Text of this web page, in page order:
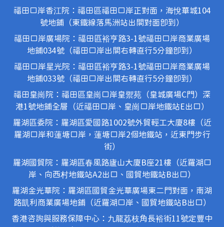
福田口岸香江院：福田區福田口岸正對面，海悅華城104
號地鋪（東鐵線落馬洲站出關對面即到）
福田口岸廣場院：福田區裕亨路3-1號福田口岸商業廣場
地鋪034號（福田口岸出關右轉直行5分鐘即到）
福田口岸星光院：福田區裕亨路3-1號福田口岸商業廣場
地鋪033號（福田口岸出關右轉直行5分鐘即到）
福田皇崗院：福田區皇崗口岸皇禦苑（皇城廣場C門）深
港1號地鋪全層（近福田口岸、皇崗口岸地鐵站E出口）
羅湖區委院：羅湖區愛國路1002號外貿輕工大廈8樓（近
羅湖口岸和蓮塘口岸，蓮塘口岸2個地鐵站，近東門步行
街）
羅湖國貿院：羅湖區春風路廬山大廈B座21樓（近羅湖口
岸、向西村地鐵站A2出口、國貿地鐵站B出口）
羅湖金光華院：羅湖區國貿金光華廣場東二門對面，南湖
路凱利商業廣場地鋪（近羅湖口岸、國貿地鐵站B出口）
香港咨詢與服務保障中心：九龍荔枝角長裕街11號定豐中